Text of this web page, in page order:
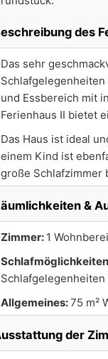
des
Das sehr
und Essbereich mit
Ferienhaus II bietet
Das Haus ist ideal
einem Kind ist
große Schlafzimmer
&
Zimmer: 1
Allgemeines:75 m²
der